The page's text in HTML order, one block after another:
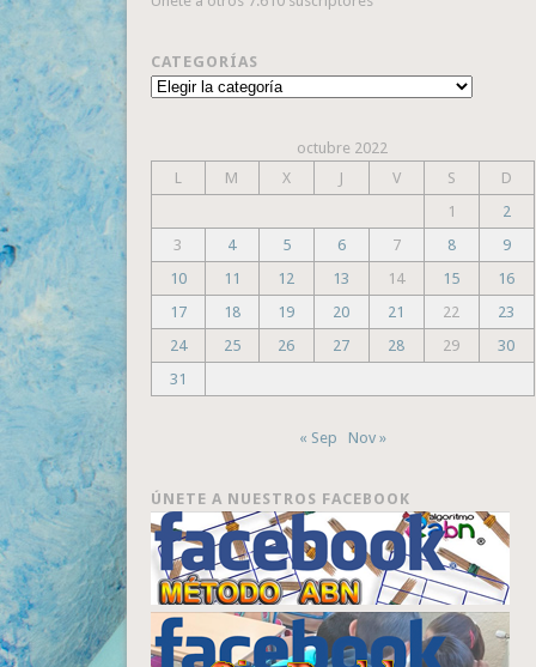
CATEGORÍAS
Categorías
octubre 2022
L
M X J V S
D
1
2
3
4 5 6 7 8
9
10
11 12 13 14 15
16
17
18 19 20 21 22
23
24
25 26 27 28 29
30
31
« Sep Nov »
ÚNETE A NUESTROS FACEBOOK